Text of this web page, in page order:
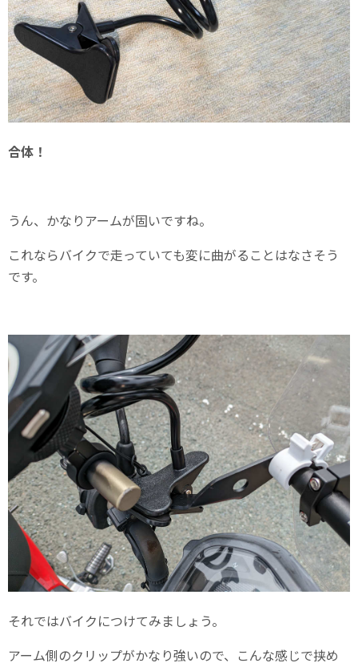
合体！
うん、かなりアームが固いですね。
これならバイクで走っていても変に曲がることはなさそう
です。
それではバイクにつけてみましょう。
アーム側のクリップがかなり強いので、こんな感じで挟め